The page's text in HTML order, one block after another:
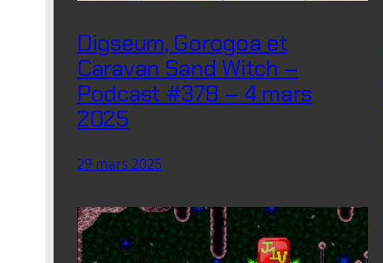
Digseum, Gorogoa et
Caravan Sand Witch –
Podcast #378 – 4 mars
2025
29 mars 2025